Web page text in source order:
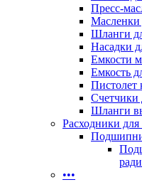
Пресс-
Масленки
Шланги
Насадки
Емкости
Емкость
Пистолет
Счетчики
Шланги
Расходники
•••